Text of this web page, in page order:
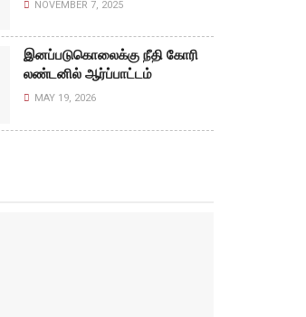
NOVEMBER 7, 2025
இனப்படுகொலைக்கு நீதி கோரி
லண்டனில் ஆர்ப்பாட்டம்
MAY 19, 2026